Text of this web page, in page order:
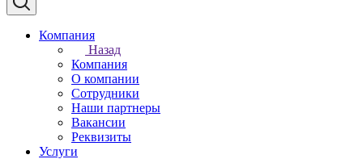
Компания
Назад
Компания
О компании
Сотрудники
Наши партнеры
Вакансии
Реквизиты
Услуги